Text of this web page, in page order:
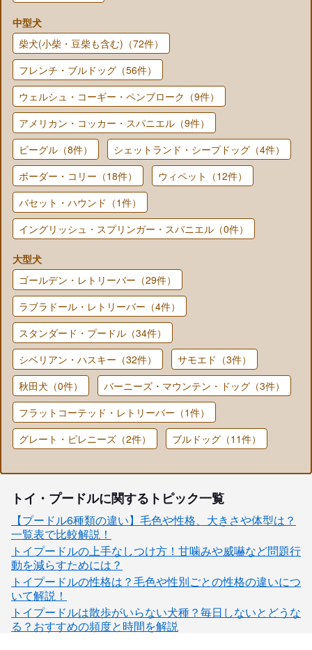
中型犬
柴犬(小柴・豆柴も含む)（72件）
フレンチ・ブルドッグ（56件）
ウェルシュ・コーギー・ペンブローク（9件）
アメリカン・コッカー・スパニエル（9件）
ビーグル（8件）
シェットランド・シープドッグ（4件）
ボーダー・コリー（18件）
ウィペット（12件）
バセット・ハウンド（1件）
イングリッシュ・スプリンガー・スパニエル（0件）
大型犬
ゴールデン・レトリーバー（29件）
ラブラドール・レトリーバー（4件）
スタンダード・プードル（34件）
シベリアン・ハスキー（32件）
サモエド（3件）
秋田犬（0件）
バーニーズ・マウンテン・ドッグ（3件）
フラットコーテッド・レトリーバー（1件）
グレート・ピレニーズ（2件）
ブルドッグ（11件）
トイ・プードルに関するトピック一覧
【プードル6種類の違い】毛色や性格、大きさや体型は？
一覧表で比較解説！
トイプードルの上手なしつけ方！甘噛みや威嚇など問題行
動を減らすためには？
トイプードルの性格は？毛色や性別ごとの性格の違いにつ
いて解説！
トイプードルは散歩がいらない犬種？毎日しないとどうな
る？おすすめの頻度と時間を解説